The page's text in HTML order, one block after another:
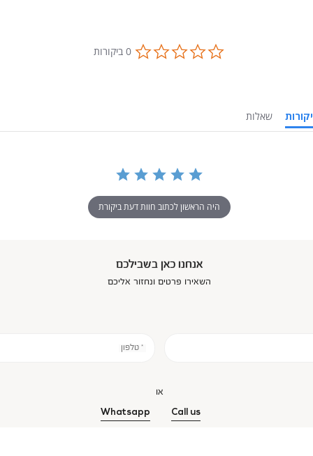
0.0
star
0 ביקורות
ביקורות
שאלות
היה הראשון לכתוב חוות דעת ביקורת
אנחנו כאן בשבילכם
השאירו פרטים ונחזור אליכם
* טלפון
או
Call us
Whatsapp